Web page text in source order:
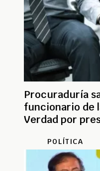
Procuraduría
funcionario de
Verdad por
POLÍTICA